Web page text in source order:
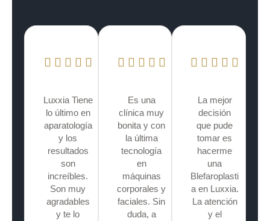
Luxxia Tiene
lo último en
aparatología
y los
resultados
son
increíbles.
Son muy
agradables
y te lo
Es una
clínica muy
bonita y con
la última
tecnología
en
máquinas
corporales y
faciales. Sin
duda, a
La mejor
decisión
que pude
tomar es
hacerme
una
Blefaroplasti
a en Luxxia.
La atención
y el